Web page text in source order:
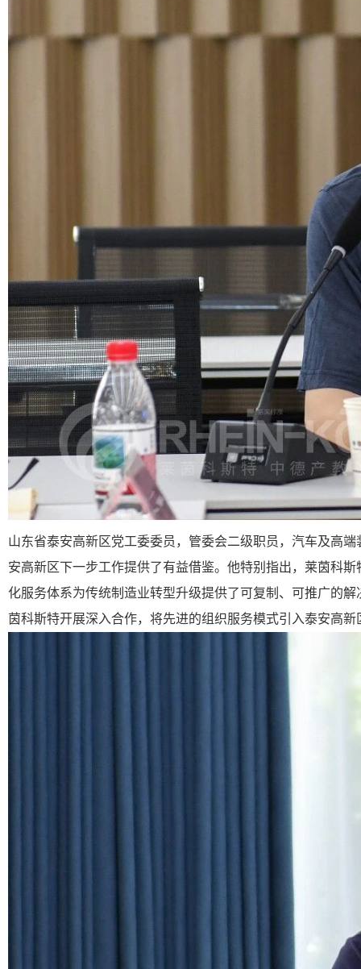
山东省泰安高新区党工委委员，管委会二级职员，汽车及高
安高新区下一步工作提供了有益借鉴。他特别指出，莱茵科
化服务体系为传统制造业转型升级提供了可复制、可推广的
茵科斯特开展深入合作，将先进的组织服务模式引入泰安高